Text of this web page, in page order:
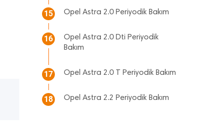
15 Opel Astra 2.0 Periyodik Bakım
16
Opel Astra 2.0 Dti Periyodik
Bakım
17 Opel Astra 2.0 T Periyodik Bakım
18 Opel Astra 2.2 Periyodik Bakım